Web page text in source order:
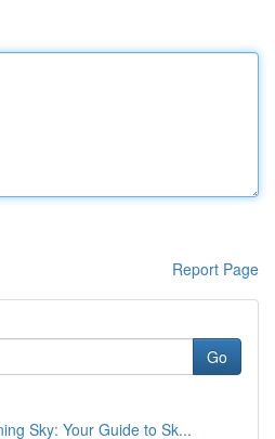
Report Page
Go
Sky: Your Guide to Sk...